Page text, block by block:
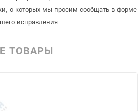
о которых мы просим сообщать в форме
исправления.
ТОВАРЫ